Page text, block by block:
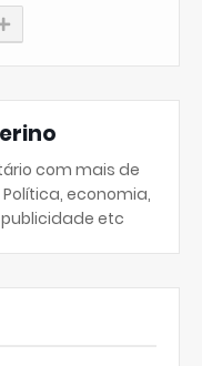
com mais de
economia,
etc